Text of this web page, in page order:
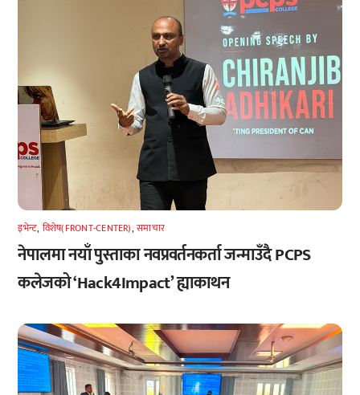
इभेन्ट, विशेष(FRONT-CENTER),समाचार
नेपालमा नयाँ पुस्ताका नवप्रवर्तनकर्ता जन्माउँदै PCPS
कलेजको ‘Hack4Impact’ ह्याकाथन